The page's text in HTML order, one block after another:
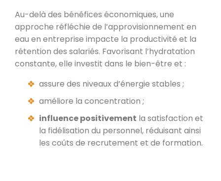
Au-delà des bénéfices économiques, une
approche réfléchie de l’approvisionnement en
eau en entreprise impacte la productivité et la
rétention des salariés. Favorisant l’hydratation
constante, elle investit dans le bien-être et :
assure des niveaux d’énergie stables ;
améliore la concentration ;
influence positivement la satisfaction et
la fidélisation du personnel, réduisant ainsi
les coûts de recrutement et de formation.